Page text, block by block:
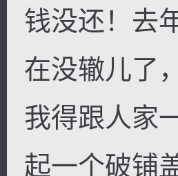
钱没还！去
在没辙儿了
我得跟人家
起一个破铺